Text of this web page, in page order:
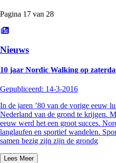
Pagina 17 van 28
Nieuws
10 jaar Nordic Walking op
Gepubliceerd: 14-3-2016
In de jaren ’80 van de vorige eeuw
Nederland van de grond te krijgen.
eeuw werd het een groot succes.
langlaufen en sportief wandelen.
samen bezig zijn zijn de grondg
Lees Meer